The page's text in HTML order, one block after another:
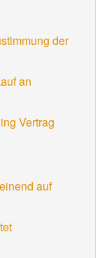
der
an
Vertrag
auf